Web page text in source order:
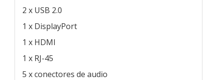
2 x USB 2.0
1 x DisplayPort
1 x HDMI
1 x RJ-45
5 x conectores de audio